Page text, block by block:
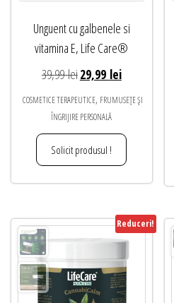
Unguent cu galbenele si
vitamina E, Life Care®
39,99leiPrețul
inițial
a
fost:
39,99 lei.
29,99 leiPrețul
curent
29,99 lei.
COSMETICE TERAPEUTICE, FRUMUSEȚE ȘI
ÎNGRIJIRE PERSONALĂ
Solicit produsul !
Reduceri!